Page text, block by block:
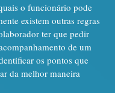
o funcionário pode
existem outras regras
ter que pedir
de um
os pontos que
da melhor maneira